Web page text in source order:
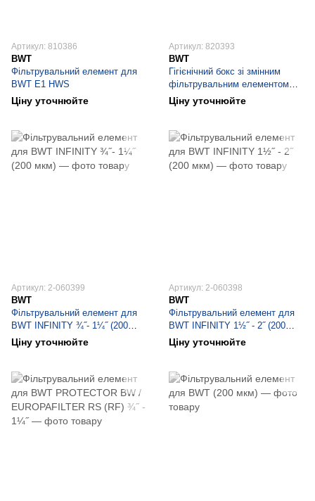
Артикул: 810386
BWT
Фільтрувальний елемент для
BWT E1 HWS
Ціну уточнюйте
Артикул: 820393
BWT
Гігієнічний бокс зі змінним
фільтрувальним елементом
для BWT E1 HWS
Ціну уточнюйте
Артикул: 2-060399
BWT
Фільтрувальний елемент для
BWT INFINITY ¾˝- 1¼˝ (200
мкм)
Ціну уточнюйте
Артикул: 2-060398
BWT
Фільтрувальний елемент для
BWT INFINITY 1½˝ - 2˝ (200
мкм)
Ціну уточнюйте